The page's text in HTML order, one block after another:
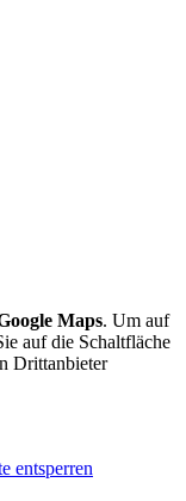
Maps. Um auf
auf die Schaltfläche
Drittanbieter
entsperren